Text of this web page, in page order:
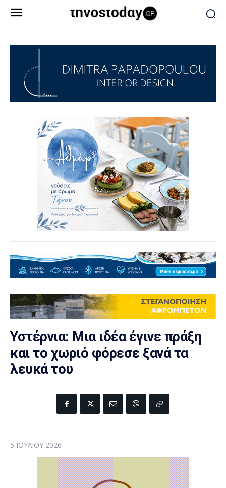
Υστέρνια: Μια ιδέα έγινε πράξη
και το χωριό φόρεσε ξανά τα
λευκά του
5 ΙΟΥΛΊΟΥ 2026